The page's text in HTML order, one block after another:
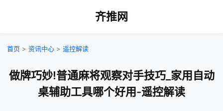
齐推网
首页 > 资讯中心 > 遥控解读
做牌巧妙!普通麻将观察对手技巧_家用自动
桌辅助工具哪个好用-遥控解读